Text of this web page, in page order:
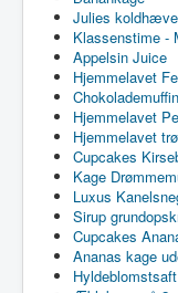
Julies
Klassenstime -
Appelsin Juice
Hjemmelavet
Hjemmelavet
Hjemmelavet
Cupcakes
Kage
Luxus
Sirup
Cupcakes
Ananas kage